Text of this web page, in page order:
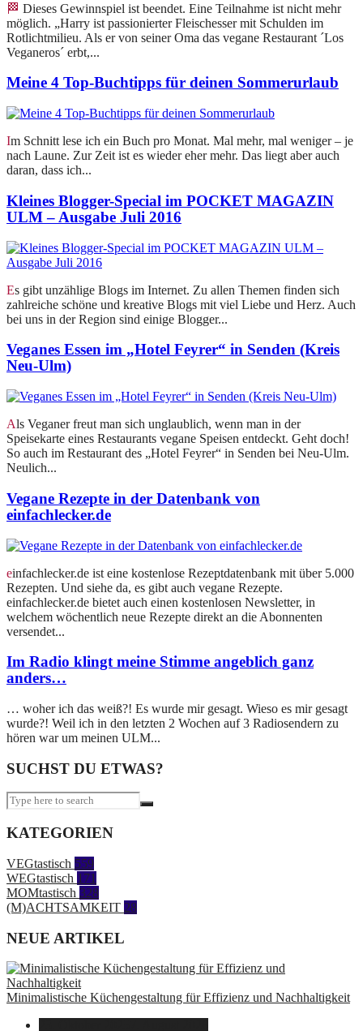
🏁 Dieses Gewinnspiel ist beendet. Eine Teilnahme ist nicht mehr
möglich. „Harry ist passionierter Fleischesser mit Schulden im
Rotlichtmilieu. Als er von seiner Oma das vegane Restaurant ´Los
Veganeros´ erbt,...
Meine 4 Top-Buchtipps für deinen Sommerurlaub
Im Schnitt lese ich ein Buch pro Monat. Mal mehr, mal weniger – je
nach Laune. Zur Zeit ist es wieder eher mehr. Das liegt aber auch
daran, dass ich...
Kleines Blogger-Special im POCKET MAGAZIN
ULM – Ausgabe Juli 2016
Es gibt unzählige Blogs im Internet. Zu allen Themen finden sich
zahlreiche schöne und kreative Blogs mit viel Liebe und Herz. Auch
bei uns in der Region sind einige Blogger...
Veganes Essen im „Hotel Feyrer“ in Senden (Kreis
Neu-Ulm)
Als Veganer freut man sich unglaublich, wenn man in der
Speisekarte eines Restaurants vegane Speisen entdeckt. Geht doch!
So auch im Restaurant des „Hotel Feyrer“ in Senden bei Neu-Ulm.
Neulich...
Vegane Rezepte in der Datenbank von
einfachlecker.de
einfachlecker.de ist eine kostenlose Rezeptdatenbank mit über 5.000
Rezepten. Und siehe da, es gibt auch vegane Rezepte.
einfachlecker.de bietet auch einen kostenlosen Newsletter, in
welchem wöchentlich neue Rezepte direkt an die Abonnenten
versendet...
Im Radio klingt meine Stimme angeblich ganz
anders…
… woher ich das weiß?! Es wurde mir gesagt. Wieso es mir gesagt
wurde?! Weil ich in den letzten 2 Wochen auf 3 Radiosendern zu
hören war um meinen ULM...
SUCHST DU ETWAS?
KATEGORIEN
VEGtastisch 559
WEGtastisch 171
MOMtastisch 328
(M)ACHTSAMKEIT 28
NEUE ARTIKEL
Minimalistische Küchengestaltung für Effizienz und Nachhaltigkeit